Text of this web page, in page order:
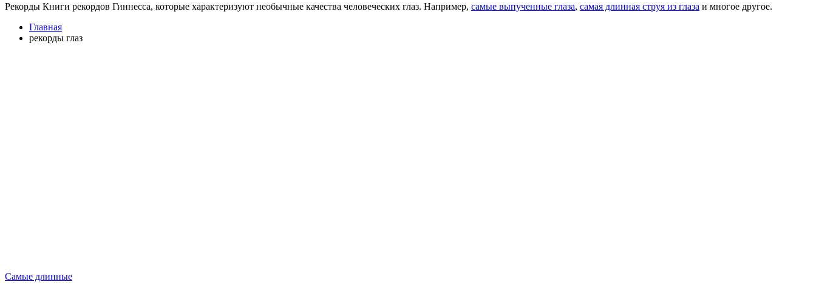
Рекорды Книги рекордов Гиннесса, которые характеризуют необычные качества человеческих глаз. Например, самые выпученные глаза, самая длинная струя из глаза и многое другое.
Главная
рекорды глаз
Опубликовано
Самые длинные